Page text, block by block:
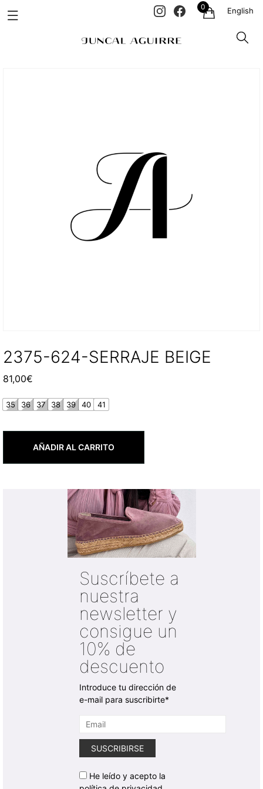
0 English
2375-624-SERRAJE BEIGE
81,00€
35 36 37 38 39 40 41
AÑADIR AL CARRITO
Suscríbete a
nuestra
newsletter y
consigue un
10% de
descuento
Introduce tu dirección de
e-mail para suscribirte*
He leído y acepto la